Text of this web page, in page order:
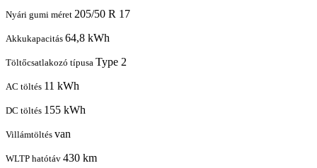
Nyári gumi méret 205/50 R 17
Akkukapacitás 64,8 kWh
Töltőcsatlakozó típusa Type 2
AC töltés 11 kWh
DC töltés 155 kWh
Villámtöltés van
WLTP hatótáv 430 km